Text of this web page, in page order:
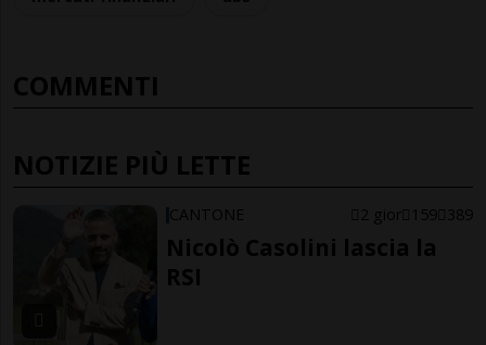
COMMENTI
NOTIZIE PIÙ LETTE
CANTONE 2 gior 159 389
Nicolò Casolini lascia la
RSI